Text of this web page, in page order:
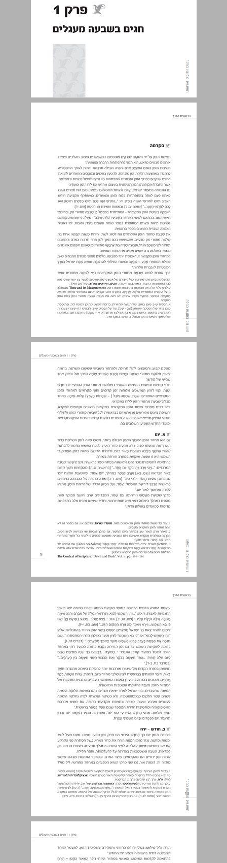
הקדמה ... 8
א. יום ... 9
ב. חודש ~ ירח ... 10
ג. שנה ... 11